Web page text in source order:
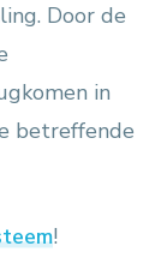
Door de
in
betreffende
!